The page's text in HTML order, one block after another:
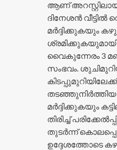
ആണ്
ദിനേശൻ വീട്ടിൽ
മർദ്ദിക്കുകയും
വൈകുന്നേരം 3
സംഭവം.
തടഞ്ഞുനിർത്തിയ
മർദ്ദിക്കുകയും
തിരിച്ച്
തുടർന്ന്
ഉദ്ദേശത്തോടെ